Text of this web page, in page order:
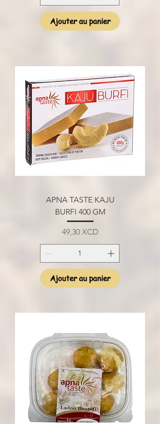
Ajouter au panier
APNA TASTE KAJU
BURFI 400 GM
Prix
49,30 XCD
Ajouter au panier